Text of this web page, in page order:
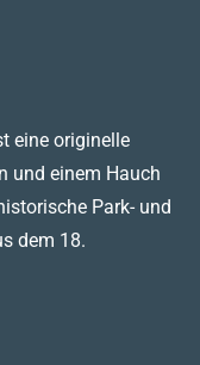
eine originelle
und einem Hauch
Park- und
dem 18.